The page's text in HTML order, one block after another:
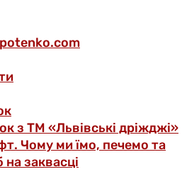
з ТМ «Львівські дріжджі»
Чому ми їмо, печемо та
на заквасці